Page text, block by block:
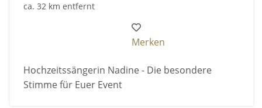
ca. 32 km entfernt
Merken
Hochzeitssängerin Nadine - Die besondere
Stimme für Euer Event